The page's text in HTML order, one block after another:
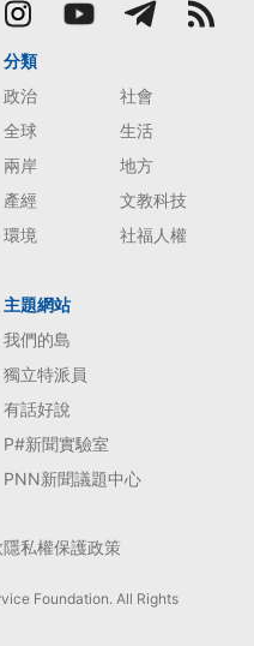
分類
政治
社會
全球
生活
兩岸
地方
產經
文教科技
環境
社福人權
主題網站
我們的島
獨立特派員
有話好說
P#新聞實驗室
PNN新聞議題中心
隱私權保護政策
Foundation. All Rights